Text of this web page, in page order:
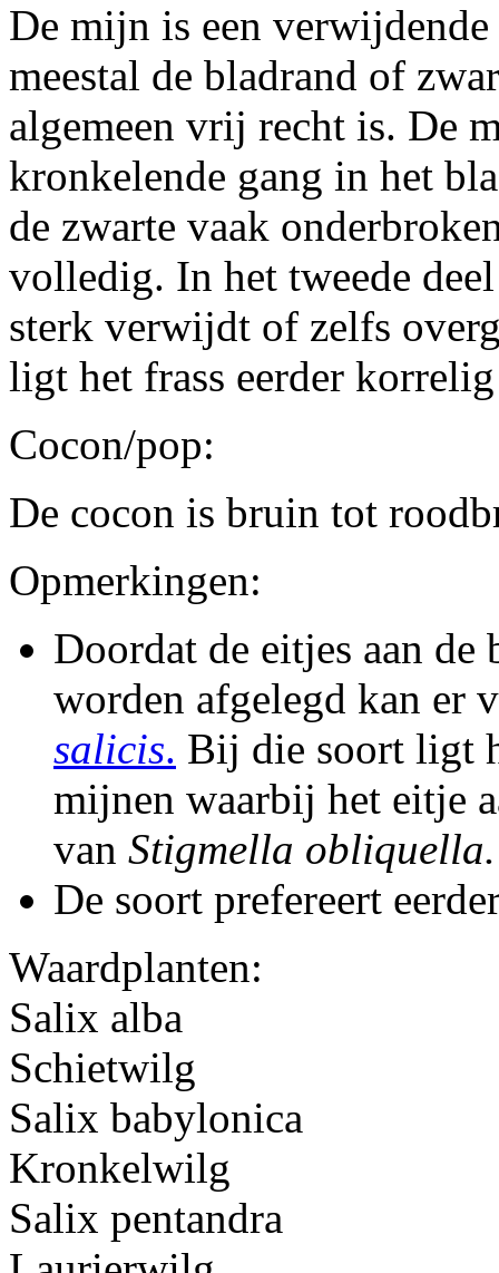
De mijn is een verwijdende
meestal de bladrand of
algemeen vrij recht is. De
kronkelende gang in het
de zwarte vaak
volledig. In het tweede
sterk verwijdt of zelfs
ligt het frass eerder
Cocon/pop:
De cocon is bruin tot
Opmerkingen:
Doordat de eitjes aan
worden afgelegd kan er
salicis. Bij die soort ligt
mijnen waarbij het eitje
van Stigmella obliquella.
De soort prefereert
Waardplanten:
Salix alba
Schietwilg
Salix babylonica
Kronkelwilg
Salix pentandra